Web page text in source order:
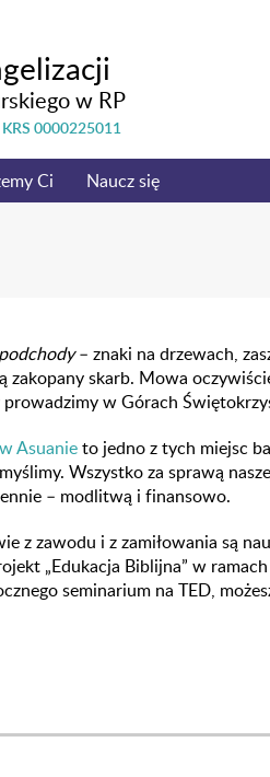
w RP
0000225011
Ci Naucz się
podchody– znaki na drzewach,
zakopany skarb. Mowa
w Górach
Asuanieto jedno z tych miejsc
Wszystko za sprawą
– modlitwą i finansowo.
z zawodu i z zamiłowania są
„Edukacja Biblijna” w
seminarium na TED,